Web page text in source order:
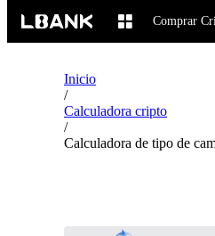
Comprar
Inicio
/
Calculadora cripto
/
Calculadora de tipo de